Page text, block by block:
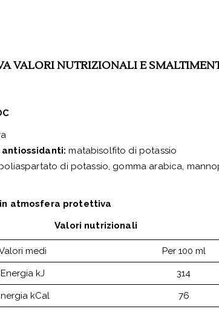
VALORI NUTRIZIONALI E
antiossidanti: matabisolfito di potassio
di potassio, gomma arabica,
atmosfera protettiva
Valori nutrizionali
medi Per 100 ml
Energia kJ 314
kCal 76